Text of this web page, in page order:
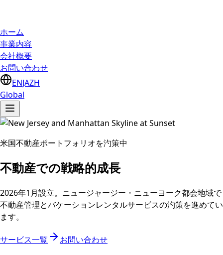
ホーム
事業内容
会社概要
お問い合わせ
ENJAZH
Global
米国不動産ポートフォリオを汋策中
不動産での戦略的成長
2026年1月設立。ニュージャージー・ニューヨーク都会地域で
不動産管理とバケーションレンタルサービスの汋策を進めてい
ます。
サービス一覧 お問い合わせ